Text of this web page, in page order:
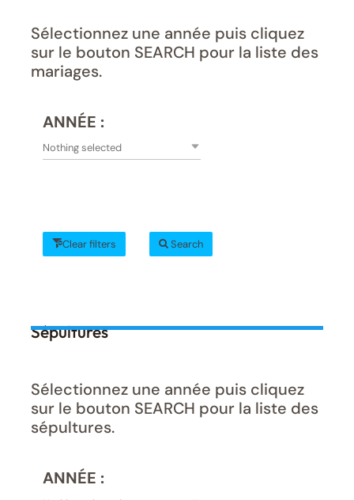
Sélectionnez une année puis cliquez
sur le bouton SEARCH pour la liste des
mariages.
ANNÉE :
Nothing selected
Clear filters Search
Sépultures
Sélectionnez une année puis cliquez
sur le bouton SEARCH pour la liste des
sépultures.
ANNÉE :